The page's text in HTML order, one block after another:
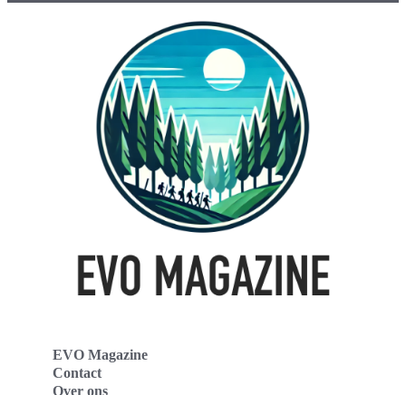
EVO Magazine
Contact
Over ons